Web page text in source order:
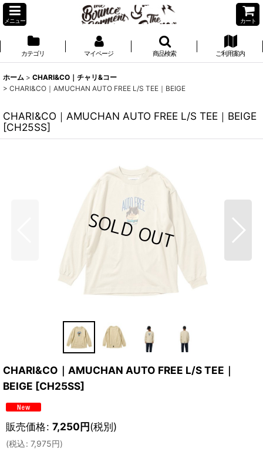
メニュー カート
カテゴリ マイページ 商品検索 ご利用案内
ホーム > CHARI&CO｜チャリ&コー
> CHARI&CO｜AMUCHAN AUTO FREE L/S TEE｜BEIGE
CHARI&CO｜AMUCHAN AUTO FREE L/S TEE｜BEIGE
[CH25SS]
CHARI&CO｜AMUCHAN AUTO FREE L/S TEE｜
BEIGE [CH25SS]
販売価格: 7,250円(税別)
(税込: 7,975円)